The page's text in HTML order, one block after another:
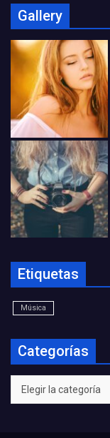
Gallery
Etiquetas
Música
Categorías
Categorías